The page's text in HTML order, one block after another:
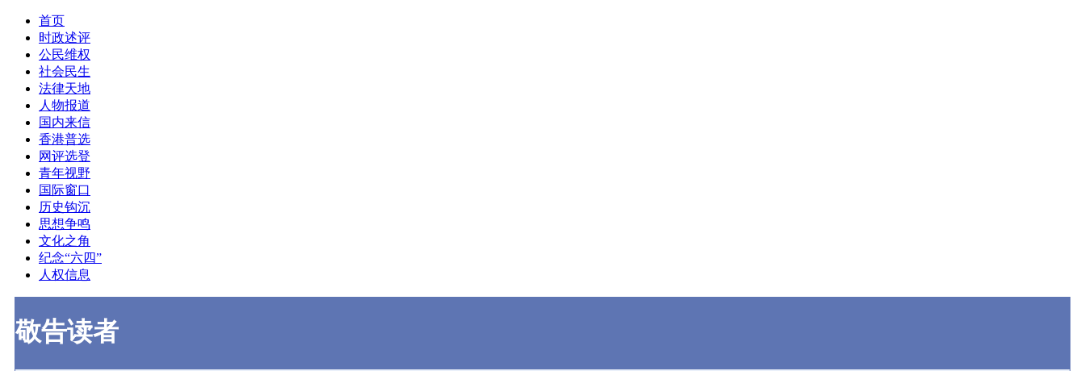
首页
时政述评
公民维权
社会民生
法律天地
人物报道
国内来信
香港普选
网评选登
青年视野
国际窗口
历史钩沉
思想争鸣
文化之角
纪念“六四”
人权信息
敬告读者